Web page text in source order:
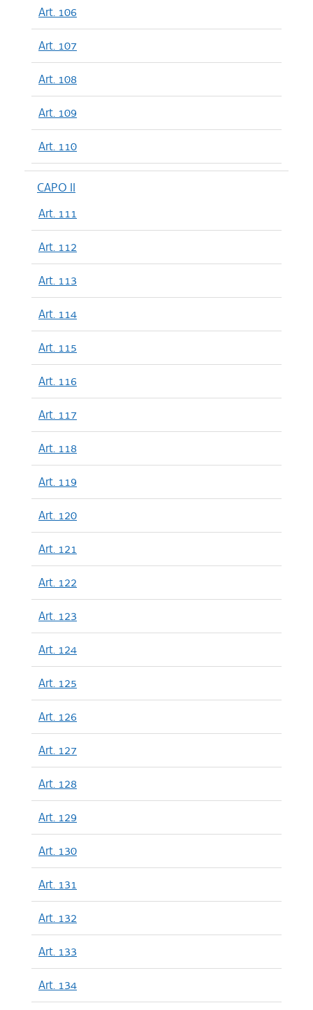
Art. 106
Art. 107
Art. 108
Art. 109
Art. 110
CAPO II
Art. 111
Art. 112
Art. 113
Art. 114
Art. 115
Art. 116
Art. 117
Art. 118
Art. 119
Art. 120
Art. 121
Art. 122
Art. 123
Art. 124
Art. 125
Art. 126
Art. 127
Art. 128
Art. 129
Art. 130
Art. 131
Art. 132
Art. 133
Art. 134